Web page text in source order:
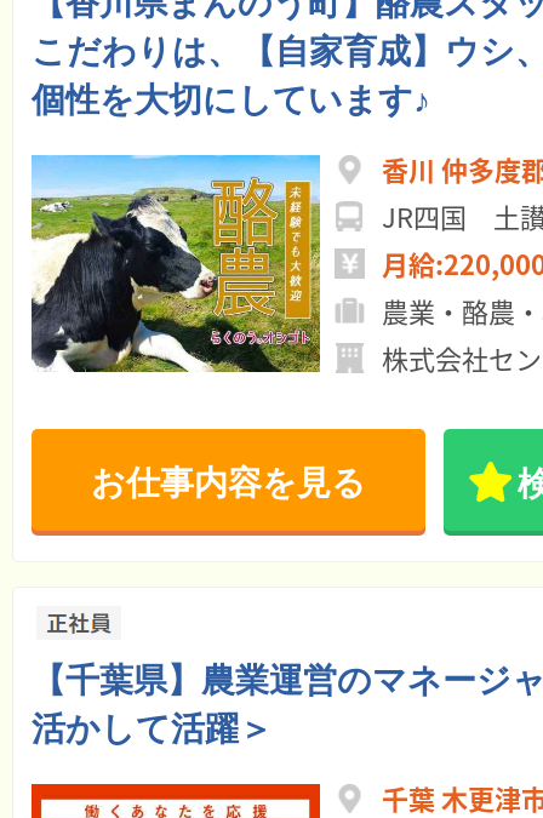
こだわりは、【自家育成】ウシ
個性を大切にしています♪
香川 仲多度
JR四国 土
月給
農業・酪農
株式会社セ
お仕事内容を見る
【千葉県】農業運営のマネージ
活かして活躍＞
千葉 木更津